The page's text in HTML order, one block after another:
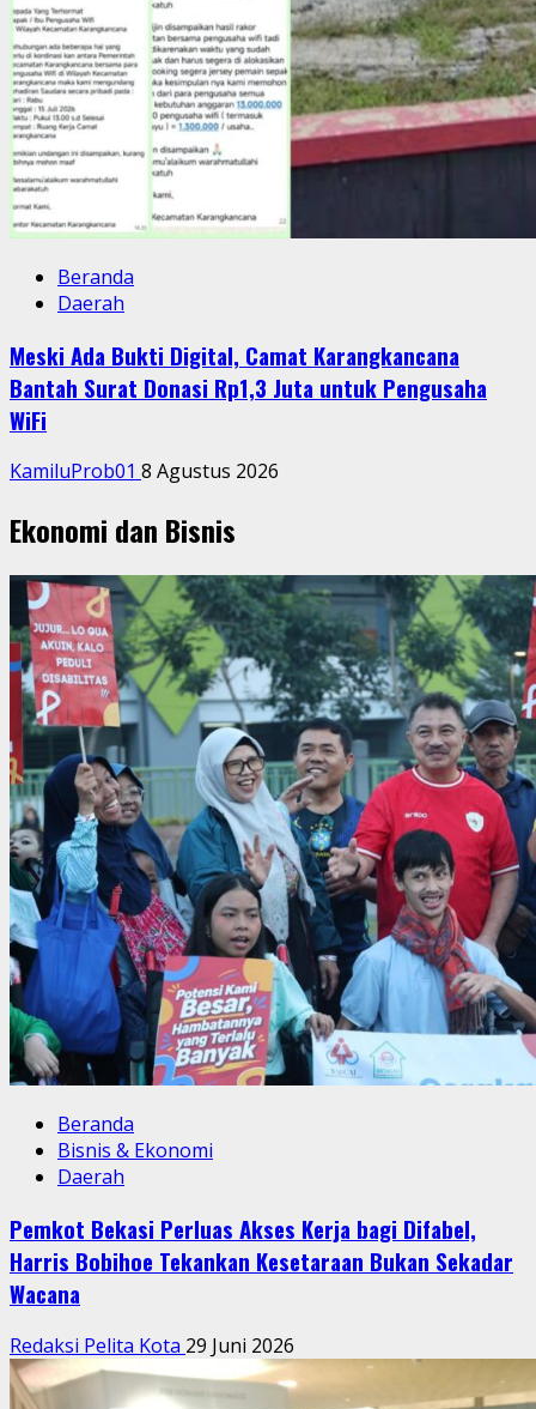
Beranda
Daerah
Meski Ada Bukti Digital, Camat Karangkancana
Bantah Surat Donasi Rp1,3 Juta untuk Pengusaha
WiFi
KamiluProb01 8 Agustus 2026
Ekonomi dan Bisnis
Beranda
Bisnis & Ekonomi
Daerah
Pemkot Bekasi Perluas Akses Kerja bagi Difabel,
Harris Bobihoe Tekankan Kesetaraan Bukan Sekadar
Wacana
Redaksi Pelita Kota 29 Juni 2026